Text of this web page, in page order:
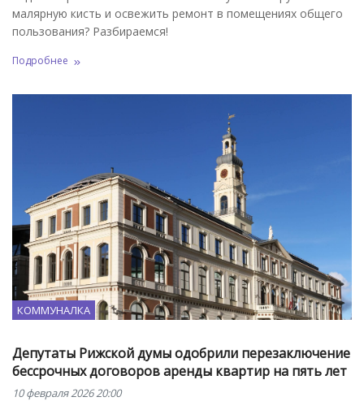
малярную кисть и освежить ремонт в помещениях общего
пользования? Разбираемся!
Подробнее
КОММУНАЛКА
Депутаты Рижской думы одобрили перезаключение
бессрочных договоров аренды квартир на пять лет
10 февраля 2026 20:00